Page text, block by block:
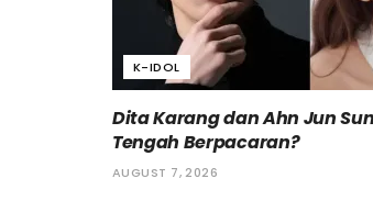
K-IDOL
Dita Karang dan Ahn Jun
Tengah Berpacaran?
AUGUST 7, 2026